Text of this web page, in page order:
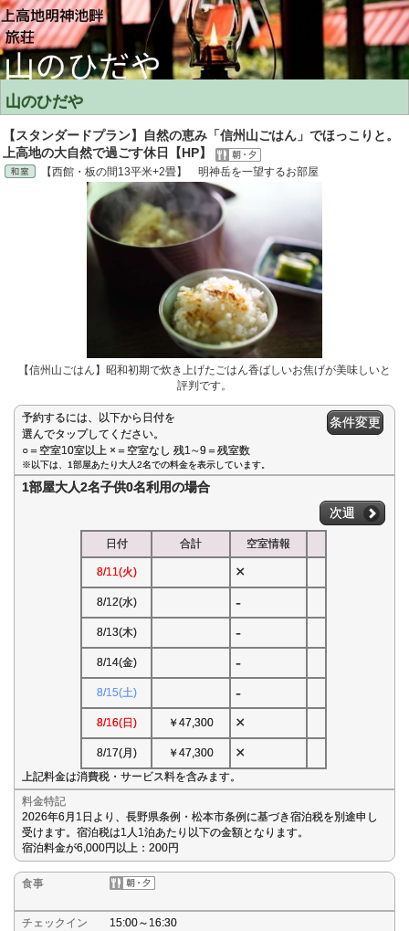
山のひだや
【スタンダードプラン】自然の恵み「信州山ごはん」でほっこりと。
上高地の大自然で過ごす休日【HP】
【西館・板の間13平米+2畳】 明神岳を一望するお部屋
【信州山ごはん】昭和初期で炊き上げたごはん香ばしいお焦げが美味しいと
評判です。
予約するには、以下から日付を
選んでタップしてください。
○＝空室10室以上 ×＝空室なし 残1∼9＝残室数
条件変更
※以下は、1部屋あたり大人2名での料金を表示しています。
1部屋大人2名子供0名利用の場合
次週
日付 合計 空室情報
8/11(火) ×
8/12(水) -
8/13(木) -
8/14(金) -
8/15(土) -
8/16(日) ￥47,300 ×
8/17(月) ￥47,300 ×
上記料金は消費税・サービス料を含みます。
料金特記
2026年6月1日より、長野県条例・松本市条例に基づき宿泊税を別途申し
受けます。宿泊税は1人1泊あたり以下の金額となります。
宿泊料金が6,000円以上：200円
食事
チェックイン
15:00～16:30